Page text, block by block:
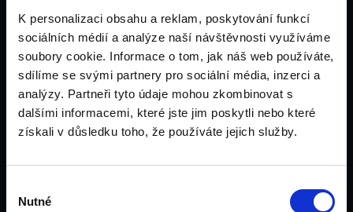
K personalizaci obsahu a reklam, poskytování funkcí
sociálních médií a analýze naší návštěvnosti využíváme
soubory cookie. Informace o tom, jak náš web používáte,
sdílíme se svými partnery pro sociální média, inzerci a
analýzy. Partneři tyto údaje mohou zkombinovat s
dalšími informacemi, které jste jim poskytli nebo které
získali v důsledku toho, že používáte jejich služby.
souhlasu
Nutné
Víme, že studium v zahraničí mění život k lepšímu, a tak
pomáháme k této fantastické příležitosti všem, kdo se nebojí
jít si za svým a pořádně si to užít.